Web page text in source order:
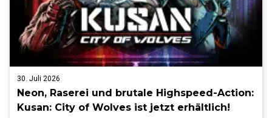
30. Juli 2026
Neon, Raserei und brutale Highspeed-Action:
Kusan: City of Wolves ist jetzt erhältlich!